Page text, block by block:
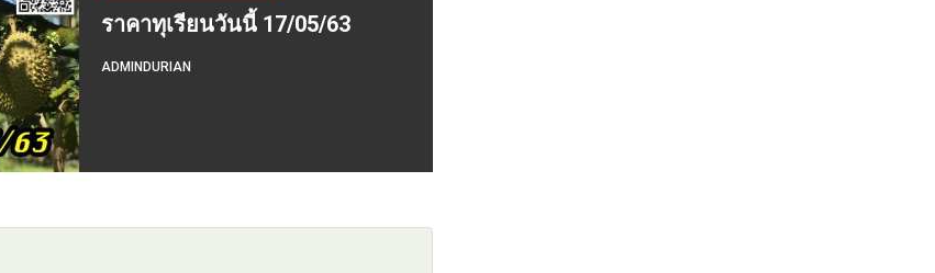
ราคาทุเรียนวันนี้ 17/05/63
ADMINDURIAN